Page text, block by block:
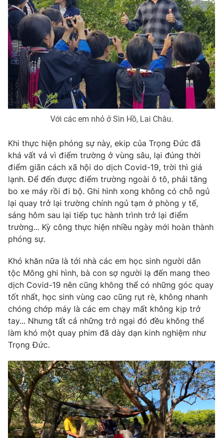
THỜI BÁO VTV
Theo dõi báo trên
Cơ quan chủ quản:Đài Truyền hình Việt Nam
Cơ quan báo chí:Thời báo VTV
Giấy phép hoạt động báo in và báo điện tử số 483/GP-BTTTT
Tổng Biên tập:
Vũ Thanh Thủy
Phó Tổng Biên tập:
Nguyễn Thị Mỹ Hạnh, Phạm Quốc Thắng,
Nguyễn Trọng Ninh
Tổng đài VTV:024.38 355 931 - 024.38 355 932
Ðiện thoại Thời báo VTV: 024.66 897 897
Email: toasoan@vtv.vn
Liên hệ quảng cáo: 024-7300.7108
® Cấm sao chép dưới mọi hình thức nếu không có sự chấp
thuận bằng văn bản. Ghi rõ nguồn VTV.vn khi phát hành lại
thông tin từ website này.
Với các em nhỏ ở Sìn Hồ, Lai Châu.
Khi thực hiện phóng sự này, ekip của Trọng Đức đã
khá vất vả vì điểm trường ở vùng sâu, lại đúng thời
điểm giãn cách xã hội do dịch Covid-19, trời thì giá
lạnh. Để đến được điểm trường ngoài ô tô, phải tăng
bo xe máy rồi đi bộ. Ghi hình xong không có chỗ ngủ
lại quay trở lại trường chính ngủ tạm ở phòng y tế,
sáng hôm sau lại tiếp tục hành trình trở lại điểm
trường... Kỳ công thực hiện nhiều ngày mới hoàn thành
phóng sự.
Khó khăn nữa là tới nhà các em học sinh người dân
tộc Mông ghi hình, bà con sợ người lạ đến mang theo
dịch Covid-19 nên cũng không thể có những góc quay
tốt nhất, học sinh vùng cao cũng rụt rè, không nhanh
chóng chớp máy là các em chạy mất không kịp trở
tay... Nhưng tất cả những trở ngại đó đều không thể
làm khó một quay phim đã dày dạn kinh nghiệm như
Trọng Đức.